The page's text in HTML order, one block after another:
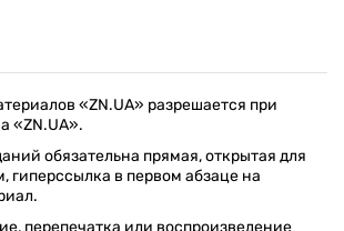
«ZN.UA» разрешается при
«ZN.UA».
обязательна прямая, открытая для
гиперссылка в первом абзаце на
перепечатка или воспроизведение